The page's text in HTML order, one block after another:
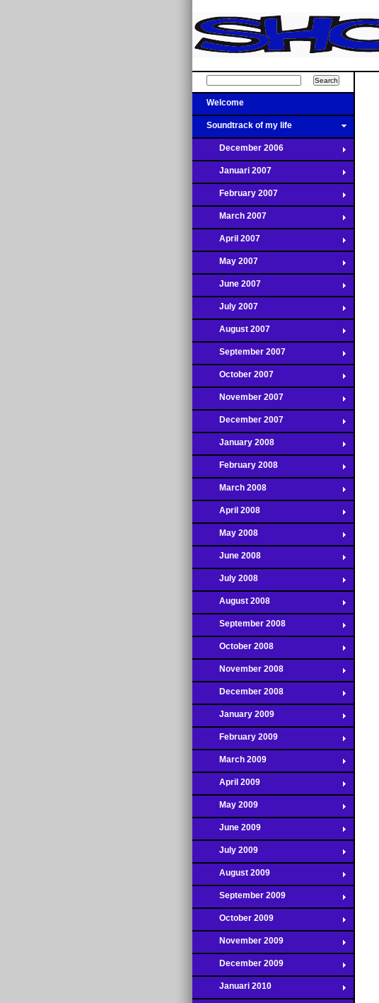
Welcome
Soundtrack of my life
December 2006
Januari 2007
February 2007
March 2007
April 2007
May 2007
June 2007
July 2007
August 2007
September 2007
October 2007
November 2007
December 2007
January 2008
February 2008
March 2008
April 2008
May 2008
June 2008
July 2008
August 2008
September 2008
October 2008
November 2008
December 2008
January 2009
February 2009
March 2009
April 2009
May 2009
June 2009
July 2009
August 2009
September 2009
October 2009
November 2009
December 2009
Januari 2010